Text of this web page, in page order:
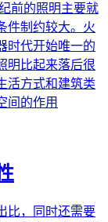
前的照明主要就
件制约较大。火
时代开始唯一的
明比起来落后很
活方式和建筑类
间的作用
比，同时还需要